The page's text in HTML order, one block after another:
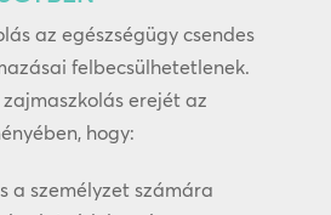
az egészségügy csendes
felbecsülhetetlenek.
erejét az
hogy:
a személyzet számára